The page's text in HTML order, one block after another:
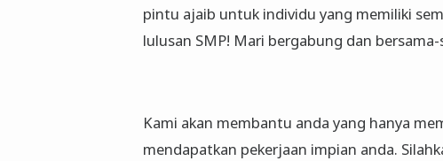
pintu ajaib untuk individu yang memiliki
lulusan SMP! Mari bergabung dan
Kami akan membantu anda yang hanya
mendapatkan pekerjaan impian anda.